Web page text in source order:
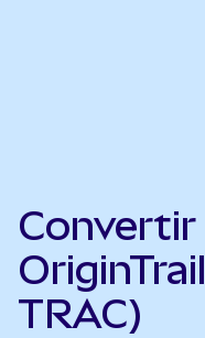
Convertir
TRAC)